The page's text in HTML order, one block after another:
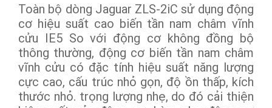
Toàn bộ dòng Jaguar ZLS-2iC sử dụng động
cơ hiệu suất cao biến tần nam châm vĩnh
cửu IE5 So với động cơ không đồng bộ
thông thường, động cơ biến tần nam châm
vĩnh cửu có đặc tính hiệu suất năng lượng
cực cao, cấu trúc nhỏ gọn, độ ồn thấp, kích
thước nhỏ. trọng lượng nhẹ, do đó cải thiện